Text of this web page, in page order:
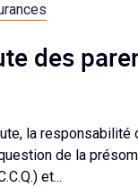
des
la
de la
et...